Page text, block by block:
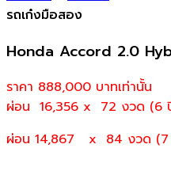
รถเก๋งมือสอง
Honda Accord 2.0
ราคา 888,000 บาทเท่านั้น
ผ่อน 16,356 x 72 งวด (6
ผ่อน 14,867 x 84 งวด (7